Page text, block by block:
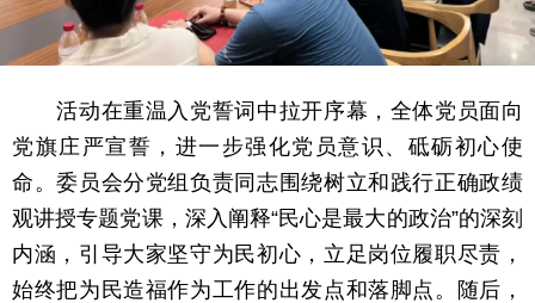
活动在重温入党誓词中拉开序幕，全体党员面向
党旗庄严宣誓，进一步强化党员意识、砥砺初心使
命。委员会分党组负责同志围绕树立和践行正确政绩
观讲授专题党课，深入阐释“民心是最大的政治”的深刻
内涵，引导大家坚守为民初心，立足岗位履职尽责，
始终把为民造福作为工作的出发点和落脚点。随后，